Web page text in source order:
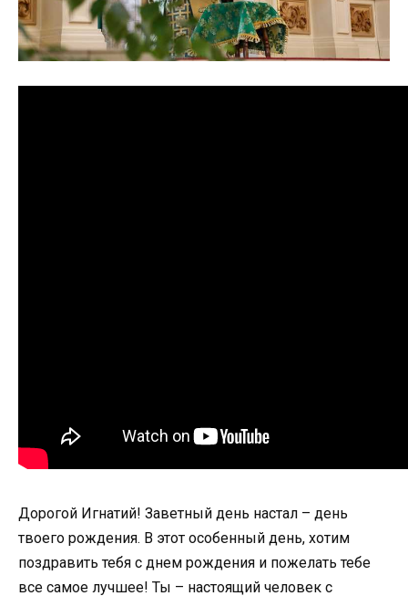
Дорогой Игнатий! Заветный день настал – день
твоего рождения. В этот особенный день, хотим
поздравить тебя с днем рождения и пожелать тебе
все самое лучшее! Ты – настоящий человек с